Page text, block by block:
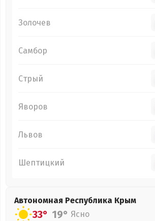
Золочев
Самбор
Стрый
Яворов
Львов
Шептицкий
Автономная Республика Крым
33° 19° Ясно